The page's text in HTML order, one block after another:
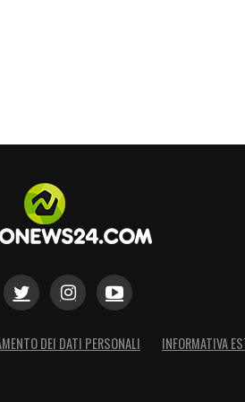
DEI DATI PERSONALI INFORMATIVA